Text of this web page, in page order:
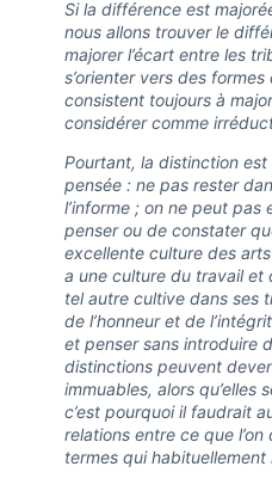
Si la différence est
nous allons trouver le
majorer l’écart entre les
s’orienter vers des
consistent toujours à
considérer comme
Pourtant, la distinction est
pensée : ne pas rester
l’informe ; on ne peut pas
penser ou de constater
excellente culture des
a une culture du travail et
tel autre cultive dans ses
de l’honneur et de
et penser sans introduire
distinctions peuvent
immuables, alors qu’elles
c’est pourquoi il faudrait
relations entre ce que
termes qui